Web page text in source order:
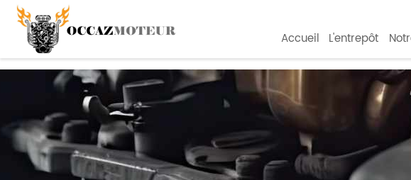
Accueil L'entrepôt